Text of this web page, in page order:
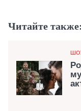
Читайте также: